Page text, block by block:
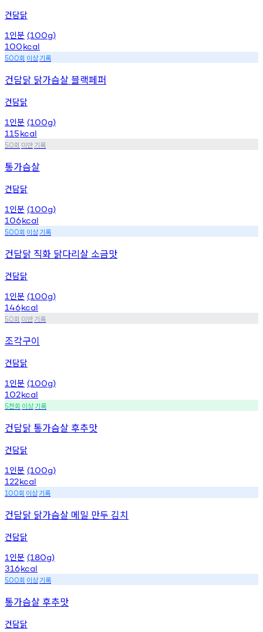
건담닭
1 인분 (100g)
100kcal
500회 이상기록
건담닭 닭가슴살 블랙페퍼
건담닭
1 인분 (100g)
115kcal
50회 미만기록
통가슴살
건담닭
1 인분 (100g)
106kcal
500회 이상기록
건담닭 직화 닭다리살 소금맛
건담닭
1 인분 (100g)
146kcal
50회 미만기록
조각구이
건담닭
1 인분 (100g)
102kcal
5천회 이상기록
건담닭 통가슴살 후추맛
건담닭
1 인분 (100g)
122kcal
100회 이상기록
건담닭 닭가슴살 메밀 만두 김치
건담닭
1 인분 (180g)
316kcal
500회 이상기록
통가슴살 후추맛
건담닭